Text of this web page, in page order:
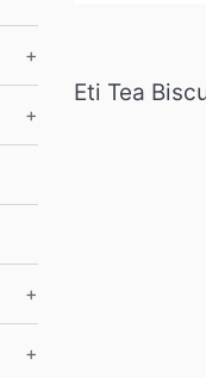
+
+
+
+
Eti Tea